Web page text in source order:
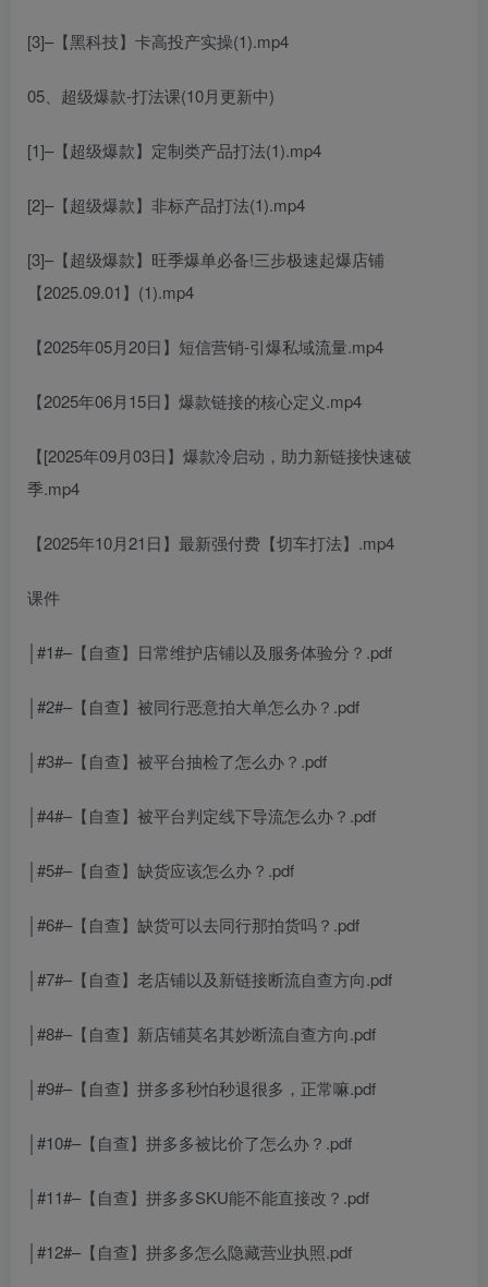
[3]–【黑科技】卡高投产实操(1).mp4
05、超级爆款-打法课(10月更新中)
[1]–【超级爆款】定制类产品打法(1).mp4
[2]–【超级爆款】非标产品打法(1).mp4
[3]–【超级爆款】旺季爆单必备!三步极速起爆店铺
【2025.09.01】(1).mp4
【2025年05月20日】短信营销-引爆私域流量.mp4
【2025年06月15日】爆款链接的核心定义.mp4
【[2025年09月03日】爆款冷启动，助力新链接快速破
季.mp4
【2025年10月21日】最新强付费【切车打法】.mp4
课件
│#1#–【自查】日常维护店铺以及服务体验分？.pdf
│#2#–【自查】被同行恶意拍大单怎么办？.pdf
│#3#–【自查】被平台抽检了怎么办？.pdf
│#4#–【自查】被平台判定线下导流怎么办？.pdf
│#5#–【自查】缺货应该怎么办？.pdf
│#6#–【自查】缺货可以去同行那拍货吗？.pdf
│#7#–【自查】老店铺以及新链接断流自查方向.pdf
│#8#–【自查】新店铺莫名其妙断流自查方向.pdf
│#9#–【自查】拼多多秒怕秒退很多，正常嘛.pdf
│#10#–【自查】拼多多被比价了怎么办？.pdf
│#11#–【自查】拼多多SKU能不能直接改？.pdf
│#12#–【自查】拼多多怎么隐藏营业执照.pdf